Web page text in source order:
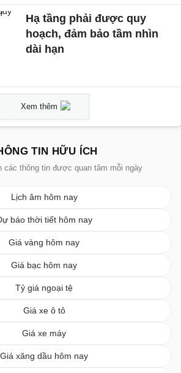
Hạ tầng phải được quy
hoạch, đảm bảo tầm nhìn
dài hạn
Xem thêm
TIN HỮU ÍCH
các thông tin được quan tâm mỗi ngày
Lịch âm hôm nay
báo thời tiết hôm nay
Giá vàng hôm nay
Giá bạc hôm nay
Tỷ giá ngoại tệ
Giá xe ô tô
Giá xe máy
Giá xăng dầu hôm nay